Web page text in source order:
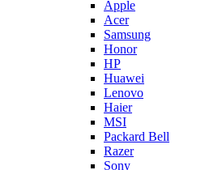
Apple
Acer
Samsung
Honor
HP
Huawei
Lenovo
Haier
MSI
Packard Bell
Razer
Sony